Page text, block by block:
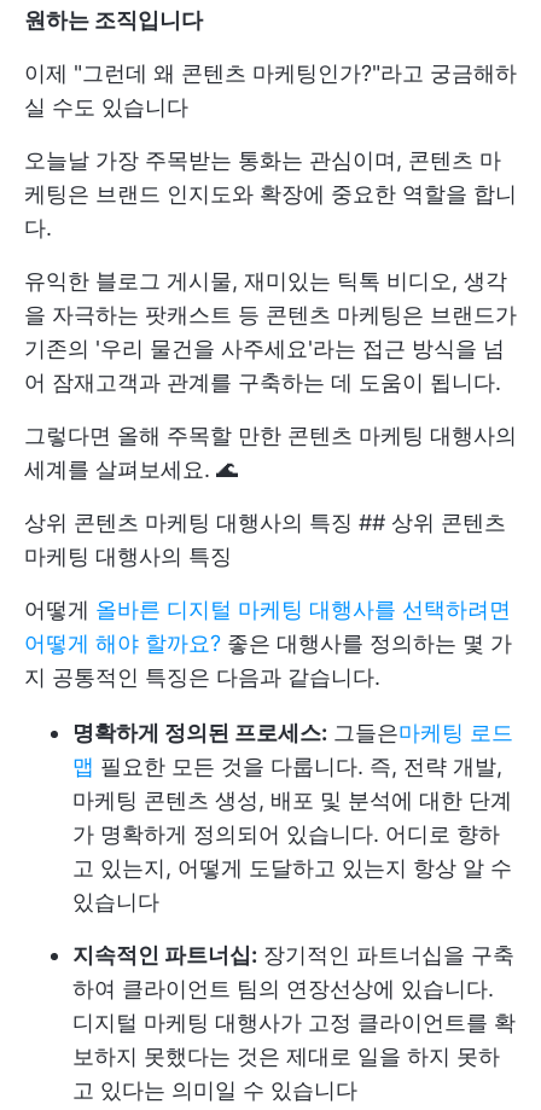
원하는 조직입니다
이제 "그런데 왜 콘텐츠 마케팅인가?"라고 궁금해하
실 수도 있습니다
오늘날 가장 주목받는 통화는 관심이며, 콘텐츠 마
케팅은 브랜드 인지도와 확장에 중요한 역할을 합니
다.
유익한 블로그 게시물, 재미있는 틱톡 비디오, 생각
을 자극하는 팟캐스트 등 콘텐츠 마케팅은 브랜드가
기존의 '우리 물건을 사주세요'라는 접근 방식을 넘
어 잠재고객과 관계를 구축하는 데 도움이 됩니다.
그렇다면 올해 주목할 만한 콘텐츠 마케팅 대행사의
세계를 살펴보세요. 🌊
상위 콘텐츠 마케팅 대행사의 특징 ## 상위 콘텐츠
마케팅 대행사의 특징
어떻게 올바른 디지털 마케팅 대행사를 선택하려면
어떻게 해야 할까요? 좋은 대행사를 정의하는 몇 가
지 공통적인 특징은 다음과 같습니다.
명확하게 정의된 프로세스: 그들은마케팅 로드
맵 필요한 모든 것을 다룹니다. 즉, 전략 개발,
마케팅 콘텐츠 생성, 배포 및 분석에 대한 단계
가 명확하게 정의되어 있습니다. 어디로 향하
고 있는지, 어떻게 도달하고 있는지 항상 알 수
있습니다
지속적인 파트너십: 장기적인 파트너십을 구축
하여 클라이언트 팀의 연장선상에 있습니다.
디지털 마케팅 대행사가 고정 클라이언트를 확
보하지 못했다는 것은 제대로 일을 하지 못하
고 있다는 의미일 수 있습니다